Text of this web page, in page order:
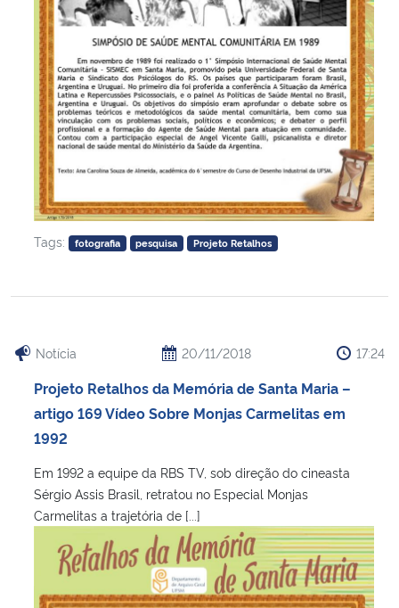
Tags: fotografia pesquisa Projeto Retalhos
Notícia 20/11/2018 17:24
Projeto Retalhos da Memória de Santa Maria –
artigo 169 Vídeo Sobre Monjas Carmelitas em
1992
Em 1992 a equipe da RBS TV, sob direção do cineasta
Sérgio Assis Brasil, retratou no Especial Monjas
Carmelitas a trajetória de [...]